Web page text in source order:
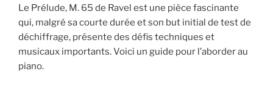
Le Prélude, M. 65 de Ravel est une pièce fascinante
qui, malgré sa courte durée et son but initial de test de
déchiffrage, présente des défis techniques et
musicaux importants. Voici un guide pour l’aborder au
piano.